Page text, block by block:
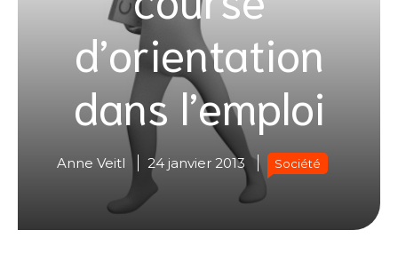
d’orientation
dans l’emploi
Anne Veitl 24 janvier 2013 Société